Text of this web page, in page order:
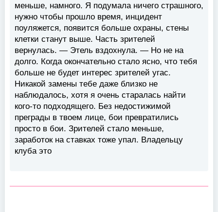
меньше, намного. Я подумала ничего страшного,
нужно чтобы прошло время, инцидент
поуляжется, появится больше охраны, стены
клетки станут выше. Часть зрителей
вернулась. — Этель вздохнула. — Но не на
долго. Когда окончательно стало ясно, что тебя
больше не будет интерес зрителей угас.
Никакой замены тебе даже близко не
наблюдалось, хотя я очень старалась найти
кого-то подходящего. Без недостижимой
преграды в твоем лице, бои превратились
просто в бои. Зрителей стало меньше,
заработок на ставках тоже упал. Владельцу
клуба это